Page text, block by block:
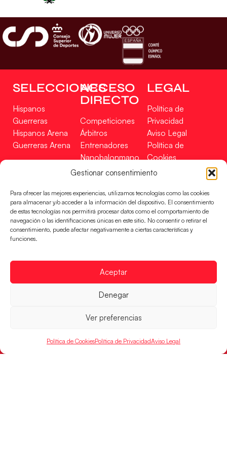
Gestionar consentimiento
Para ofrecer las mejores experiencias, utilizamos tecnologías como las cookies
para almacenar y/o acceder a la información del dispositivo. El consentimiento
de estas tecnologías nos permitirá procesar datos como el comportamiento de
navegación o las identificaciones únicas en este sitio. No consentir o retirar el
consentimiento, puede afectar negativamente a ciertas características y
funciones.
Aceptar
Denegar
Ver preferencias
Política de CookiesPolítica de PrivacidadAviso Legal
SELECCIONES
Hispanos
Guerreras
Hispanos Arena
Guerreras Arena
ACCESO
DIRECTO
Competiciones
Árbitros
Entrenadores
Nanobalonmano
Tienda
LEGAL
Política de
Privacidad
Aviso Legal
Política de
Cookies
Mapa Web
Incidencias
CONTACTO
EN
FINANCIADO
RFEBM © 2024. Todos los derechos reservados –
Desarrollado por